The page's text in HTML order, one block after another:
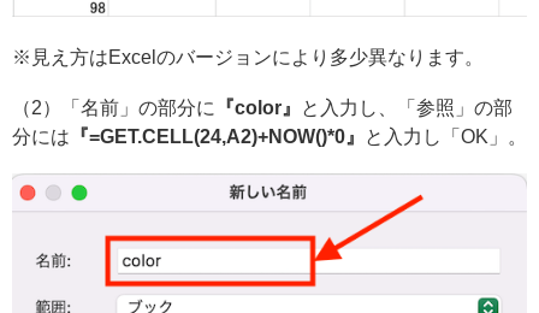
※見え方はExcelのバージョンにより多少異なります。
（2）「名前」の部分に 『color』
と入力し、「参照」の部
分には 『=GET.CELL(24,A2)+NOW()*0』 と入力し「OK」。